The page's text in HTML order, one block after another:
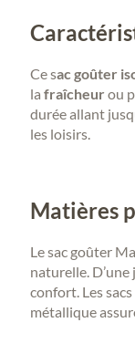
Ce sac goûter
la fraîcheurou
durée allant
les loisirs.
Matières
Le sac goûter
naturelle.
confort. Les
métallique